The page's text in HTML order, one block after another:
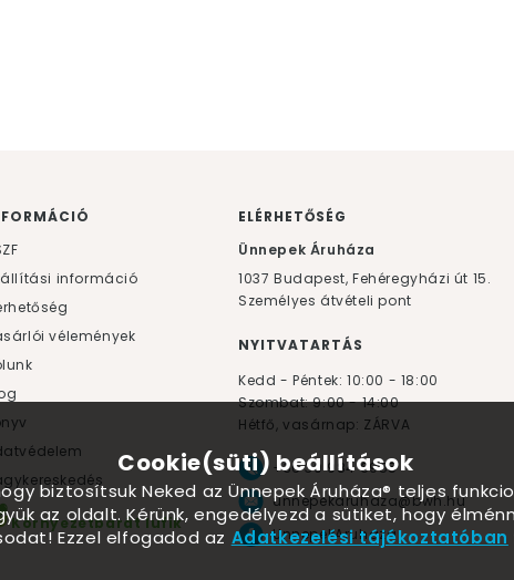
információ
vélemények
Környezetbarát lufik
ELÉRHETŐSÉG
Ünnepek Áruháza
1037 Budapest, Fehéregyházi út 15.
Személyes átvételi pont
NYITVATARTÁS
Kedd - Péntek: 10:00 - 18:00
Szombat: 9:00 - 14:00
Hétfő, vasárnap: ZÁRVA
+36 30 984 6955
unnepekaruhaza@bwh.hu
UnnepekAruhaza
Cookie(süti) beállítások
biztosítsuk Neked az Ünnepek Áruháza® teljes
az oldalt. Kérünk, engedélyezd a sütiket, hogy
Ezzel elfogadod az Adatkezelési tájékoztatóban